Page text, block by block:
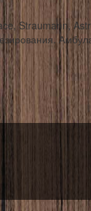
Straumann,